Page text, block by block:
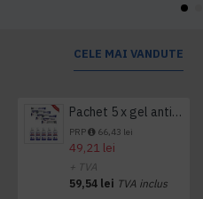
CELE MAI VANDUTE
Pachet 5 x gel antibacterian 50ml si 3 x Servetele antibacteriene 48 buc Hygienium
PRP 66,43 lei
49,21 lei
+ TVA
59,54 lei TVA inclus